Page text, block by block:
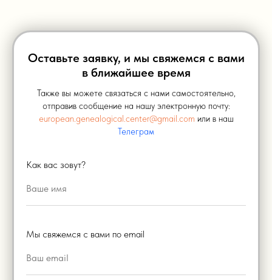
Оставьте заявку, и мы свяжемся с вами
в ближайшее время
Также вы можете связаться с нами самостоятельно,
отправив сообщение на нашу электронную почту:
european.genealogical.center@gmail.com или в наш
Телеграм
Как вас зовут?
Мы свяжемся с вами по email